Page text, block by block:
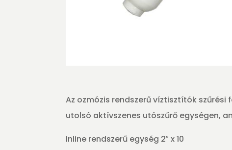
Az ozmózis rendszerű víztisztítók
utolsó aktívszenes utószűrő egységen,
Inline rendszerű egység 2″ x 10